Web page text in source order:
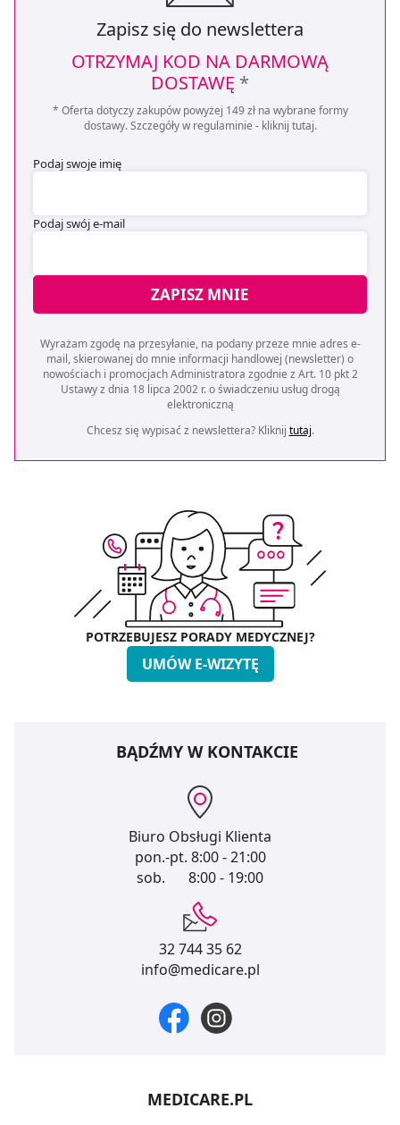
Zapisz się do newslettera
OTRZYMAJ KOD NA DARMOWĄ
DOSTAWĘ *
* Oferta dotyczy zakupów powyżej 149 zł na wybrane formy
dostawy. Szczegóły w regulaminie - kliknij tutaj.
Podaj swoje imię
Podaj swój e-mail
ZAPISZ MNIE
Wyrażam zgodę na przesyłanie, na podany przeze mnie adres e-
mail, skierowanej do mnie informacji handlowej (newsletter) o
nowościach i promocjach Administratora zgodnie z Art. 10 pkt 2
Ustawy z dnia 18 lipca 2002 r. o świadczeniu usług drogą
elektroniczną
Chcesz się wypisać z newslettera? Kliknij tutaj.
POTRZEBUJESZ PORADY MEDYCZNEJ?
UMÓW E-WIZYTĘ
BĄDŹMY W KONTAKCIE
Biuro Obsługi Klienta
pon.-pt. 8:00 - 21:00
sob.
8:00 - 19:00
32 744 35 62
info@medicare.pl
MEDICARE.PL